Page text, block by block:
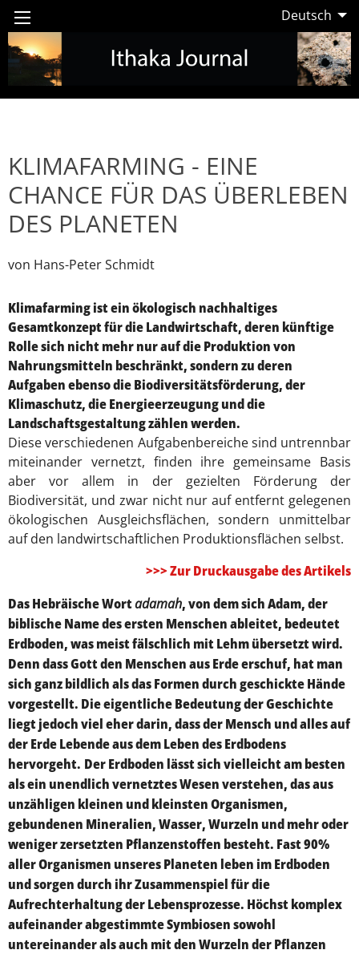
Deutsch
KLIMAFARMING - EINE
CHANCE FÜR DAS ÜBERLEBEN
DES PLANETEN
von Hans-Peter Schmidt
Klimafarming ist ein ökologisch nachhaltiges
Gesamtkonzept für die Landwirtschaft, deren künftige
Rolle sich nicht mehr nur auf die Produktion von
Nahrungsmitteln beschränkt, sondern zu deren
Aufgaben ebenso die Biodiversitätsförderung, der
Klimaschutz, die Energieerzeugung und die
Landschaftsgestaltung zählen werden.
Diese verschiedenen Aufgabenbereiche sind untrennbar
miteinander vernetzt, finden ihre gemeinsame Basis
aber vor allem in der gezielten Förderung der
Biodiversität, und zwar nicht nur auf entfernt gelegenen
ökologischen Ausgleichsflächen, sondern unmittelbar
auf den landwirtschaftlichen Produktionsflächen selbst.
>>> Zur Druckausgabe des Artikels
Das Hebräische Wortadamah, von dem sich Adam, der
biblische Name des ersten Menschen ableitet, bedeutet
Erdboden, was meist fälschlich mit Lehm übersetzt wird.
Denn dass Gott den Menschen aus Erde erschuf, hat man
sich ganz bildlich als das Formen durch geschickte Hände
vorgestellt. Die eigentliche Bedeutung der Geschichte
liegt jedoch viel eher darin, dass der Mensch und alles auf
der Erde Lebende aus dem Leben des Erdbodens
hervorgeht. Der Erdboden lässt sich vielleicht am besten
als ein unendlich vernetztes Wesen verstehen, das aus
unzähligen kleinen und kleinsten Organismen,
gebundenen Mineralien, Wasser, Wurzeln und mehr oder
weniger zersetzten Pflanzenstoffen besteht. Fast 90%
aller Organismen unseres Planeten leben im Erdboden
und sorgen durch ihr Zusammenspiel für die
Aufrechterhaltung der Lebensprozesse. Höchst komplex
aufeinander abgestimmte Symbiosen sowohl
untereinander als auch mit den Wurzeln der Pflanzen